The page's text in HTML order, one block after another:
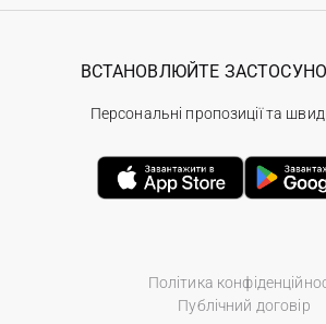
Політика
Публічний договір
ВСТАНОВЛЮЙТЕ
Персональні пропозиції та